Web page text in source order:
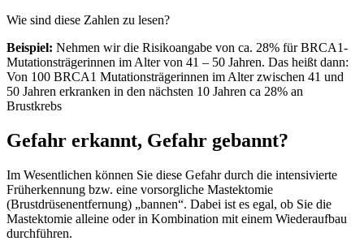
Wie sind diese Zahlen zu lesen?
Beispiel: Nehmen wir die Risikoangabe von ca. 28% für BRCA1-
Mutationsträgerinnen im Alter von 41 – 50 Jahren. Das heißt dann:
Von 100 BRCA1 Mutationsträgerinnen im Alter zwischen 41 und
50 Jahren erkranken in den nächsten 10 Jahren ca 28% an
Brustkrebs
Gefahr erkannt, Gefahr gebannt?
Im Wesentlichen können Sie diese Gefahr durch die intensivierte
Früherkennung bzw. eine vorsorgliche Mastektomie
(Brustdrüsenentfernung) „bannen“. Dabei ist es egal, ob Sie die
Mastektomie alleine oder in Kombination mit einem Wiederaufbau
durchführen.